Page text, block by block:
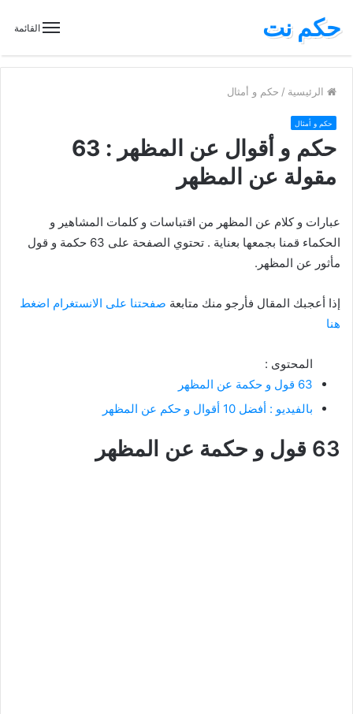
القائمة حكم نت
الرئيسية / حكم و أمثال
حكم و أمثال
حكم و أقوال عن المظهر : 63
مقولة عن المظهر
عبارات و كلام عن المظهر من اقتباسات و كلمات المشاهير و
الحكماء قمنا بجمعها بعناية . تحتوي الصفحة على 63 حكمة و قول
مأثور عن المظهر.
إذا أعجبك المقال فأرجو منك متابعة صفحتنا على الانستغرام اضغط
هنا
المحتوى :
63 قول و حكمة عن المظهر
بالفيديو : أفضل 10 أقوال و حكم عن المظهر
63 قول و حكمة عن المظهر